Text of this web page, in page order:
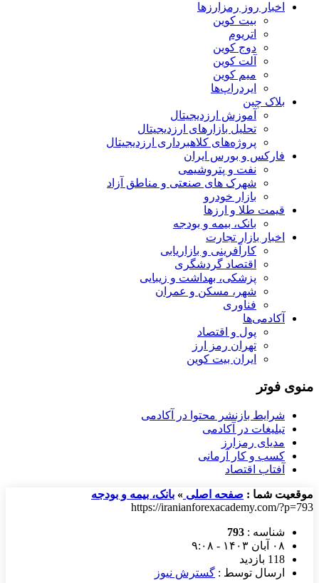
اخبار روز رمزارزها
بیت کوین
اتریوم
دوج کوین
آلت کوین
میم کوین‌
ایردراپ‌ها
بلاک چین
آموزش ارزدیجیتال
تحلیل بازارهای ارزدیجیتال
پروژه‌های کلاهبرداری ارزدیجیتال
فارکس و بورس ایران
نفت و پتروشیمی
شهرک های صنعتی و مناطق آزاد
بازار خودرو
قیمت طلا و ارزها
بانک، بیمه و بودجه
اخبار بازار تجارت
کارآفرینی و بازاریابی
اقتصاد گردشگری
پزشکی، بهداشت و زیبایی
شهر، مسکن و عمران
فناوری
آکادمی‌ها
پول و اقتصاد
تهران رمز ارز
ایران بیت کوین
منوی فوتر
شرایط بازنشر محتوا در آکادمی
تبلیغات در آکادمی
مدیای رمزارز
کسب و کار آرمانی
آفتاب اقتصاد
موقعیت شما : صفحه اصلی » بانک، بیمه و بودجه
https://iranianforexacademy.com/?p=793
شناسه : 793
۰۸ آبان ۱۴۰۳ - ۹:۰۸
118 بازدید
ارسال توسط : گسترش نیوز